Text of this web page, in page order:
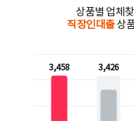
상품별 업체
직장인대출상
3,458 3,426